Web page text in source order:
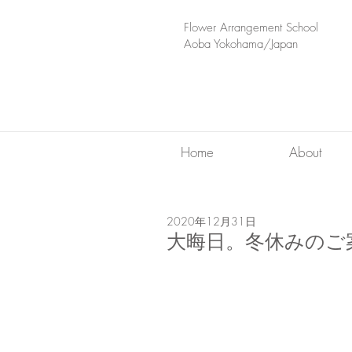
​Flower Arrangement School
Aoba Yokohama/Japan
Home About
大晦日。冬休みのご
2020年12月31日